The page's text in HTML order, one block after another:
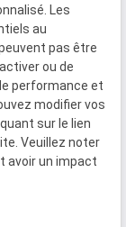
18h00
Plan du
site
Les
au
pas être
ou de
performance et
modifier vos
sur le lien
Veuillez noter
avoir un impact